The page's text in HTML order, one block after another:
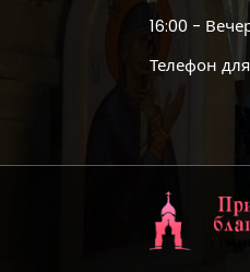
16:00 -
Телефон